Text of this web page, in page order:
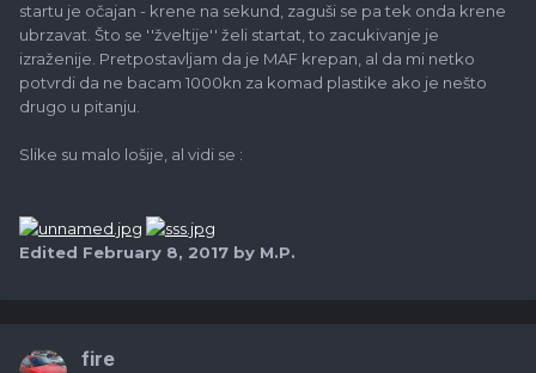
startu je očajan - krene na sekund, zaguši se pa tek onda krene
ubrzavat. Što se ''žveltije'' želi startat, to zacukivanje je
izraženije. Pretpostavljam da je MAF krepan, al da mi netko
potvrdi da ne bacam 1000kn za komad plastike ako je nešto
drugo u pitanju.
Slike su malo lošije, al vidi se :
Edited February 8, 2017 by M.P.
fire